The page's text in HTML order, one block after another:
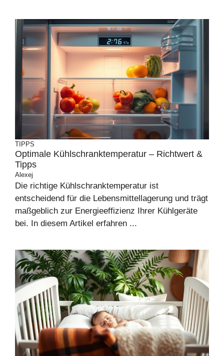
TIPPS
Optimale Kühlschranktemperatur – Richtwert &
Tipps
Alexej
Die richtige Kühlschranktemperatur ist
entscheidend für die Lebensmittellagerung und trägt
maßgeblich zur Energieeffizienz Ihrer Kühlgeräte
bei. In diesem Artikel erfahren ...